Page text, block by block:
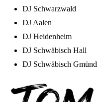
DJ Schwarzwald
DJ Aalen
DJ Heidenheim
DJ Schwäbisch Hall
DJ Schwäbisch Gmünd